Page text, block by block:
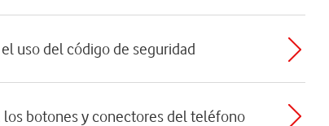
uso del código de seguridad
los botones y conectores del teléfono